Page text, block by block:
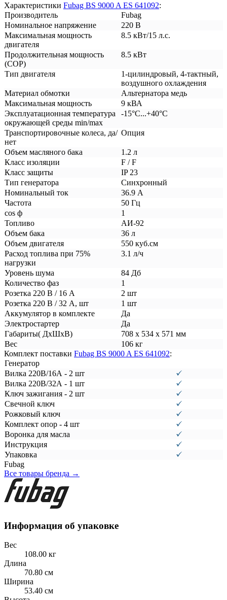
Характеристики Fubag BS 9000 A ES 641092:
Производитель
Fubag
Номинальное напряжение
220 В
Максимальная мощность
двигателя
8.5 кВт/15 л.с.
Продолжительная мощность
(COP)
8.5 кВт
Тип двигателя
1-цилиндровый, 4-тактный,
воздушного охлаждения
Материал обмотки
Альтернатора медь
Максимальная мощность
9 кВА
Эксплуатационная температура
окружающей среды min/max
-15°С...+40°С
Транспортировочные колеса, да/
нет
Опция
Объем масляного бака
1.2 л
Класс изоляции
F / F
Класс защиты
IP 23
Тип генератора
Синхронный
Номинальный ток
36.9 А
Частота
50 Гц
cos ф
1
Топливо
АИ-92
Объем бака
36 л
Объем двигателя
550 куб.см
Расход топлива при 75%
нагрузки
3.1 л/ч
Уровень шума
84 Дб
Количество фаз
1
Розетка 220 В / 16 А
2 шт
Розетка 220 В / 32 А, шт
1 шт
Аккумулятор в комплекте
Да
Электростартер
Да
Габариты( ДхШхВ)
708 х 534 х 571 мм
Вес
106 кг
Комплект поставки Fubag BS 9000 A ES 641092:
Генератор
Вилка 220В/16А - 2 шт
Вилка 220В/32А - 1 шт
Ключ зажигания - 2 шт
Свечной ключ
Рожковый ключ
Комплект опор - 4 шт
Воронка для масла
Инструкция
Упаковка
Fubag
Все товары бренда →
Информация об упаковке
Вес
108.00 кг
Длина
70.80 см
Ширина
53.40 см